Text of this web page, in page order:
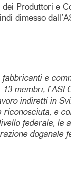
Produttori e
dimesso
e
membri,
indiretti in
e
federale, le
doganale